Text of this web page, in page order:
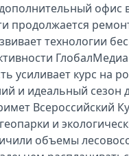
офис
продолжается
технологии
усиливает курс на
и идеальный сезон
Всероссийский
и
объемы